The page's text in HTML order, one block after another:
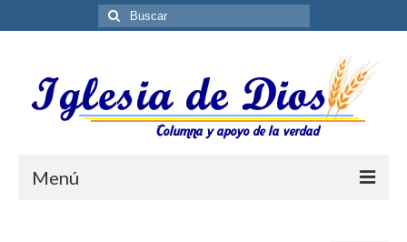
Buscar
por:
Menú